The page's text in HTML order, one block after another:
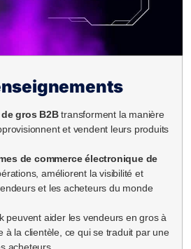
gros B2Btransforment la manière
et vendent leurs produits
de commerce électronique de
améliorent la visibilité et
et les acheteurs du monde
peuvent aider les vendeurs en gros à
à la clientèle, ce qui se traduit par une
acheteurs.